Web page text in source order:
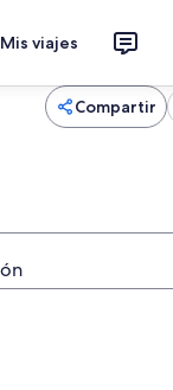
Mis viajes
Compartir